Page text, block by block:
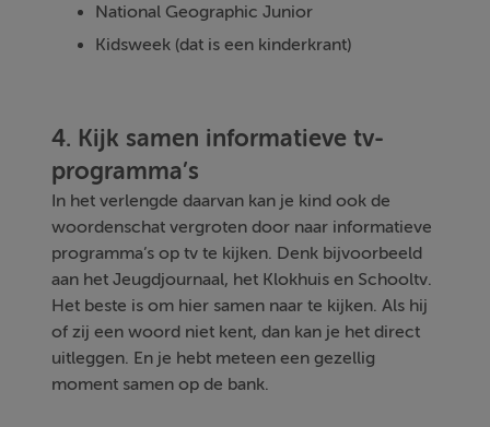
National Geographic Junior
Kidsweek (dat is een kinderkrant)
4. Kijk samen informatieve tv-
programma’s
In het verlengde daarvan kan je kind ook de
woordenschat vergroten door naar informatieve
programma’s op tv te kijken. Denk bijvoorbeeld
aan het Jeugdjournaal, het Klokhuis en Schooltv.
Het beste is om hier samen naar te kijken. Als hij
of zij een woord niet kent, dan kan je het direct
uitleggen. En je hebt meteen een gezellig
moment samen op de bank.